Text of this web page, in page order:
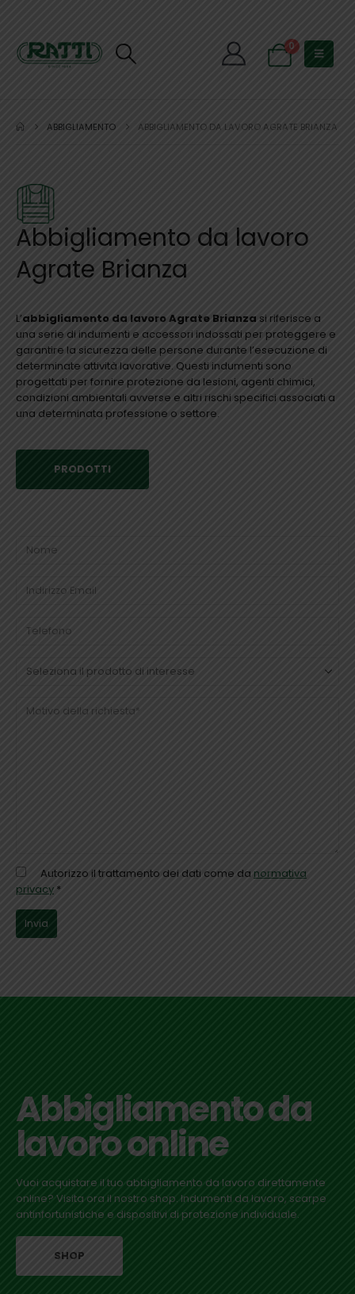
0
ABBIGLIAMENTO ABBIGLIAMENTO DA LAVORO AGRATE BRIANZA
Abbigliamento da lavoro
Agrate Brianza
L’abbigliamento da lavoro Agrate Brianza si riferisce a
una serie di indumenti e accessori indossati per proteggere e
garantire la sicurezza delle persone durante l’esecuzione di
determinate attività lavorative. Questi indumenti sono
progettati per fornire protezione da lesioni, agenti chimici,
condizioni ambientali avverse e altri rischi specifici associati a
una determinata professione o settore.
PRODOTTI
Autorizzo il trattamento dei dati come da normativa
privacy *
Abbigliamento da
lavoro online
Vuoi acquistare il tuo abbigliamento da lavoro direttamente
online? Visita ora il nostro shop. Indumenti da lavoro, scarpe
antinfortunistiche e dispositivi di protezione individuale.
SHOP